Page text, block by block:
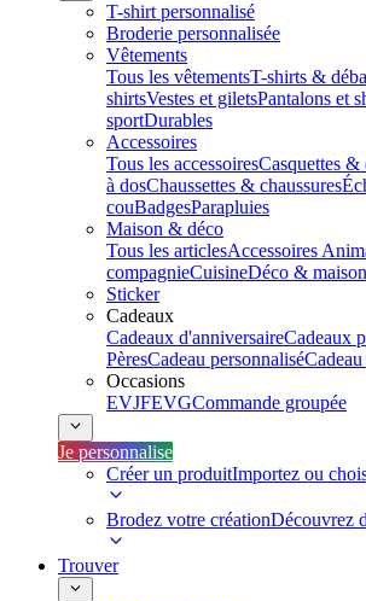
T-shirt personnalisé
Broderie personnalisée
Vêtements
Tous les vêtementsT-shirts &
shirtsVestes et giletsPantalons et
sportDurables
Accessoires
Tous les accessoiresCasquettes &
à dosChaussettes & chaussures
couBadgesParapluies
Maison & déco
Tous les articlesAccessoires
compagnieCuisineDéco & maison
Sticker
Cadeaux
Cadeaux d'anniversaireCadeaux
PèresCadeau personnalisé
Occasions
EVJFEVGCommande groupée
Je personnalise
Créer un produitImportez ou
Brodez votre créationDécouvrez
Trouver